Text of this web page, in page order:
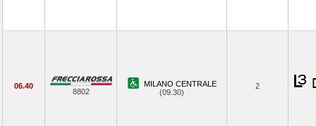
06.40
8802
MILANO CENTRALE
(09.30)
2